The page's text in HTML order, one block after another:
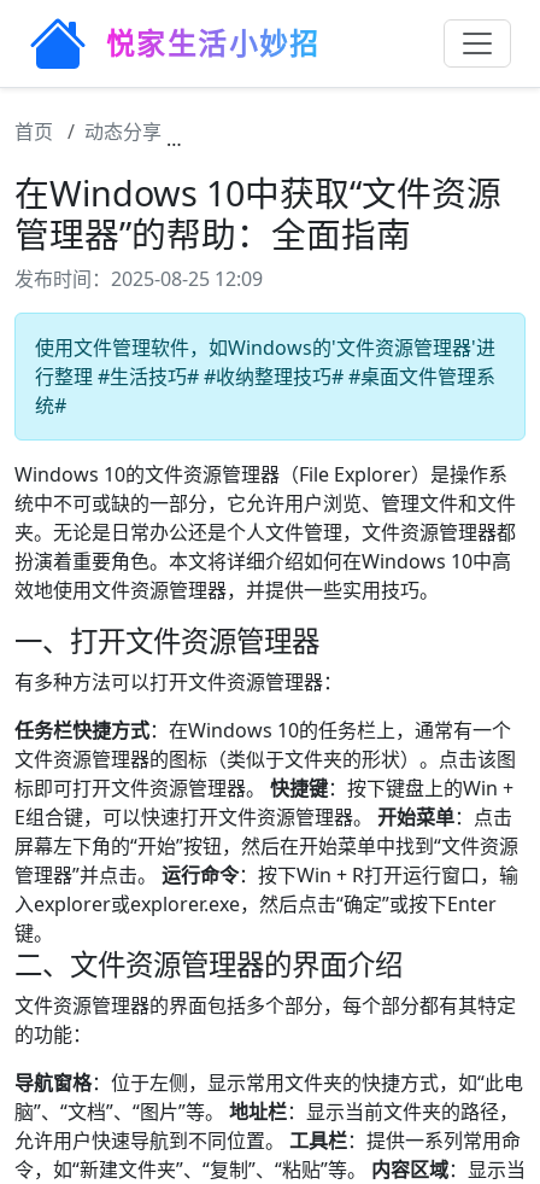
悦家生活小妙招
首页 动态分享
在Windows 10中获取“文件资源
管理器”的帮助：全面指南
发布时间：2025-08-25 12:09
使用文件管理软件，如Windows的'文件资源管理器'进
行整理 #生活技巧# #收纳整理技巧# #桌面文件管理系
统#
Windows 10的文件资源管理器（File Explorer）是操作系
统中不可或缺的一部分，它允许用户浏览、管理文件和文件
夹。无论是日常办公还是个人文件管理，文件资源管理器都
扮演着重要角色。本文将详细介绍如何在Windows 10中高
效地使用文件资源管理器，并提供一些实用技巧。
一、打开文件资源管理器
有多种方法可以打开文件资源管理器：
任务栏快捷方式：在Windows 10的任务栏上，通常有一个
文件资源管理器的图标（类似于文件夹的形状）。点击该图
标即可打开文件资源管理器。 快捷键：按下键盘上的Win +
E组合键，可以快速打开文件资源管理器。 开始菜单：点击
屏幕左下角的“开始”按钮，然后在开始菜单中找到“文件资源
管理器”并点击。 运行命令：按下Win + R打开运行窗口，输
入explorer或explorer.exe，然后点击“确定”或按下Enter
键。
二、文件资源管理器的界面介绍
文件资源管理器的界面包括多个部分，每个部分都有其特定
的功能：
导航窗格：位于左侧，显示常用文件夹的快捷方式，如“此电
脑”、“文档”、“图片”等。 地址栏：显示当前文件夹的路径，
允许用户快速导航到不同位置。 工具栏：提供一系列常用命
令，如“新建文件夹”、“复制”、“粘贴”等。 内容区域：显示当